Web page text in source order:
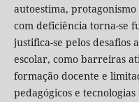
autoestima,
com deficiência torna-se
justifica-se pelos desafios
escolar, como barreiras
formação docente e
pedagógicos e